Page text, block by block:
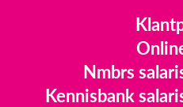
Nmbrs
Kennisbank